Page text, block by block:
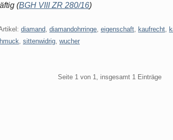
(BGH VIII ZR 280/16)
diamand diamandohrringe eigenschaft kaufrecht
sittenwidrig wucher
Seite 1 von 1, insgesamt 1 Einträge